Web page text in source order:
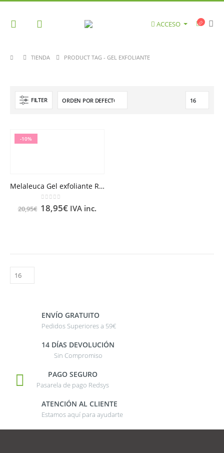
ACCESO
TIENDA PRODUCT TAG - GEL EXFOLIANTE
FILTER
-10%
Melaleuca Gel exfoliante RENE FURTERER 75ml
0 out of 5
20,95€ 18,95€ IVA inc.
ENVÍO GRATUITO
Pedidos Superiores a 59€
14 DÍAS DEVOLUCIÓN
Sin Compromiso
PAGO SEGURO
Pasarela de pago Redsys
ATENCIÓN AL CLIENTE
Estamos aquí para ayudarte